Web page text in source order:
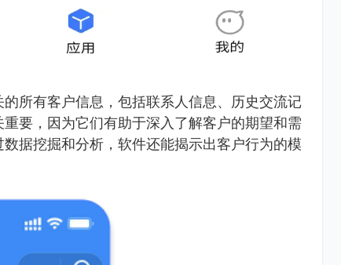
所有客户信息，包括联系人信息、历史交流记
要，因为它们有助于深入了解客户的期望和需
据挖掘和分析，软件还能揭示出客户行为的模